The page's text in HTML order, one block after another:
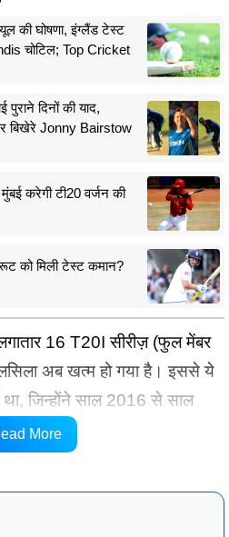
की घोषणा, इंग्लैंड टेस्ट
चोटिल; Top Cricket
दिनों की याद,
बिखेरे Jonny Bairstow
करेगी टी20 वर्जन की
को मिली टेस्ट कमान?
16 T20I सीरीज़ (फुल मेंबर
अब खत्म हो गया है। इससे ये
था, जिन्होंने साल 2016 से साल
में किसी भी हार का सामना नहीं
More